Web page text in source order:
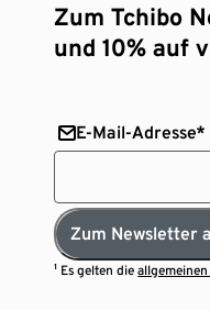
Zum Tchibo
und 10% auf
E-Mail-Adresse*
Zum Newsletter
¹ Es gelten die